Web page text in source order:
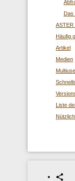
Das
ASTER
Häufig
Artikel
Medien
Liste